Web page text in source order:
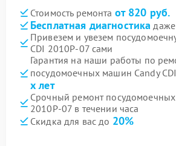
Стоимость ремонта от 820 руб.
Бесплатная диагностика
Привезем и увезем
CDI 2010P-07 сами
Гарантия на наши работы по
посудомоечных машин Candy
х лет
Срочный ремонт
2010P-07 в течении часа
Скидка для вас до 20%